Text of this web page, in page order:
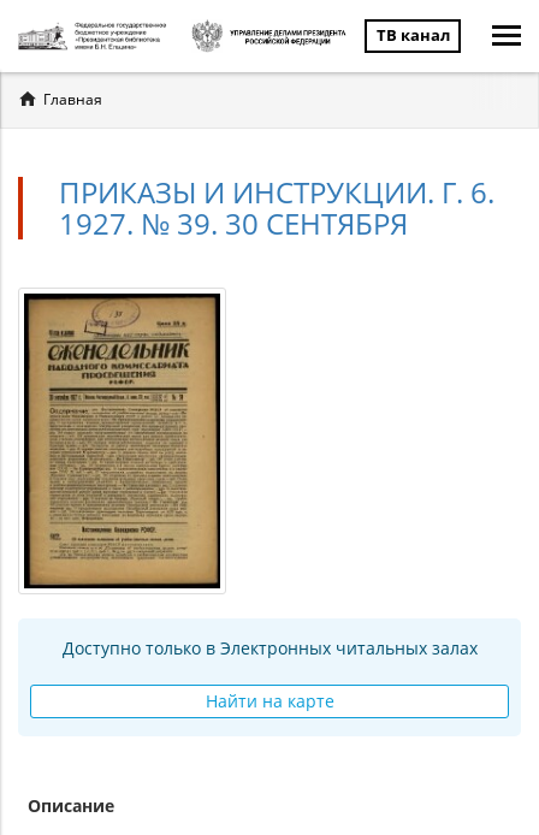
ТВ канал
Вы
здесь
Главная
ПРИКАЗЫ И ИНСТРУКЦИИ. Г. 6.
1927. № 39. 30 СЕНТЯБРЯ
Доступно только в Электронных читальных залах
Найти на карте
Описание